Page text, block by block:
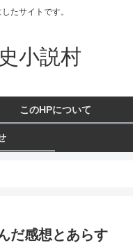
たサイトです。
小説村
このHPについて
だ感想とあらす